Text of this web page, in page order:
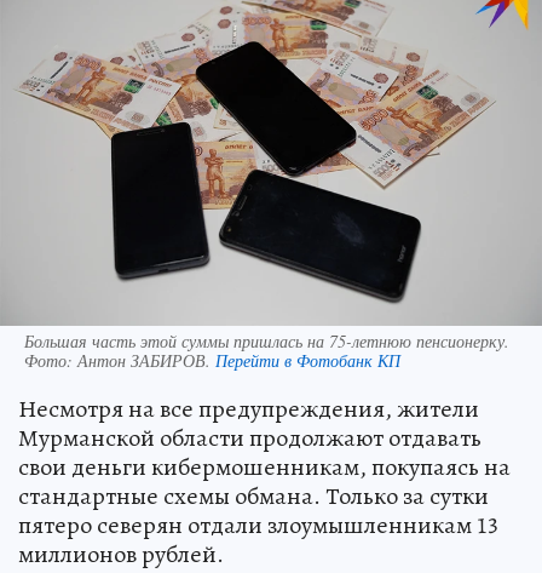
Большая часть этой суммы пришлась на 75-летнюю пенсионерку.
Фото:Антон ЗАБИРОВ. Перейти в Фотобанк КП
Несмотря на все предупреждения, жители
Мурманской области продолжают отдавать
свои деньги кибермошенникам, покупаясь на
стандартные схемы обмана. Только за сутки
пятеро северян отдали злоумышленникам 13
миллионов рублей.